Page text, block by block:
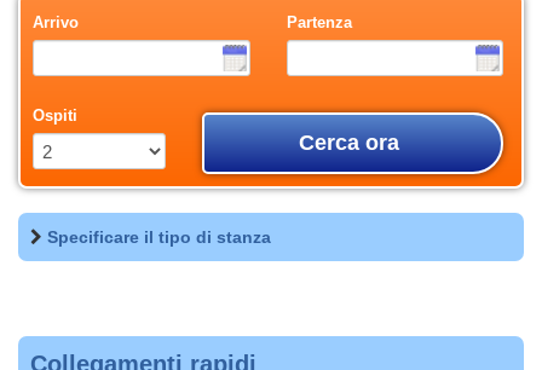
Arrivo Partenza
Ospiti
Cerca ora
Specificare il tipo di stanza
Collegamenti rapidi